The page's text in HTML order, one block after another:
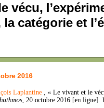
vécu,
la catégorie et
2016
Laplantine , « Le vivant et le
, 20 octobre 2016 [en ligne].